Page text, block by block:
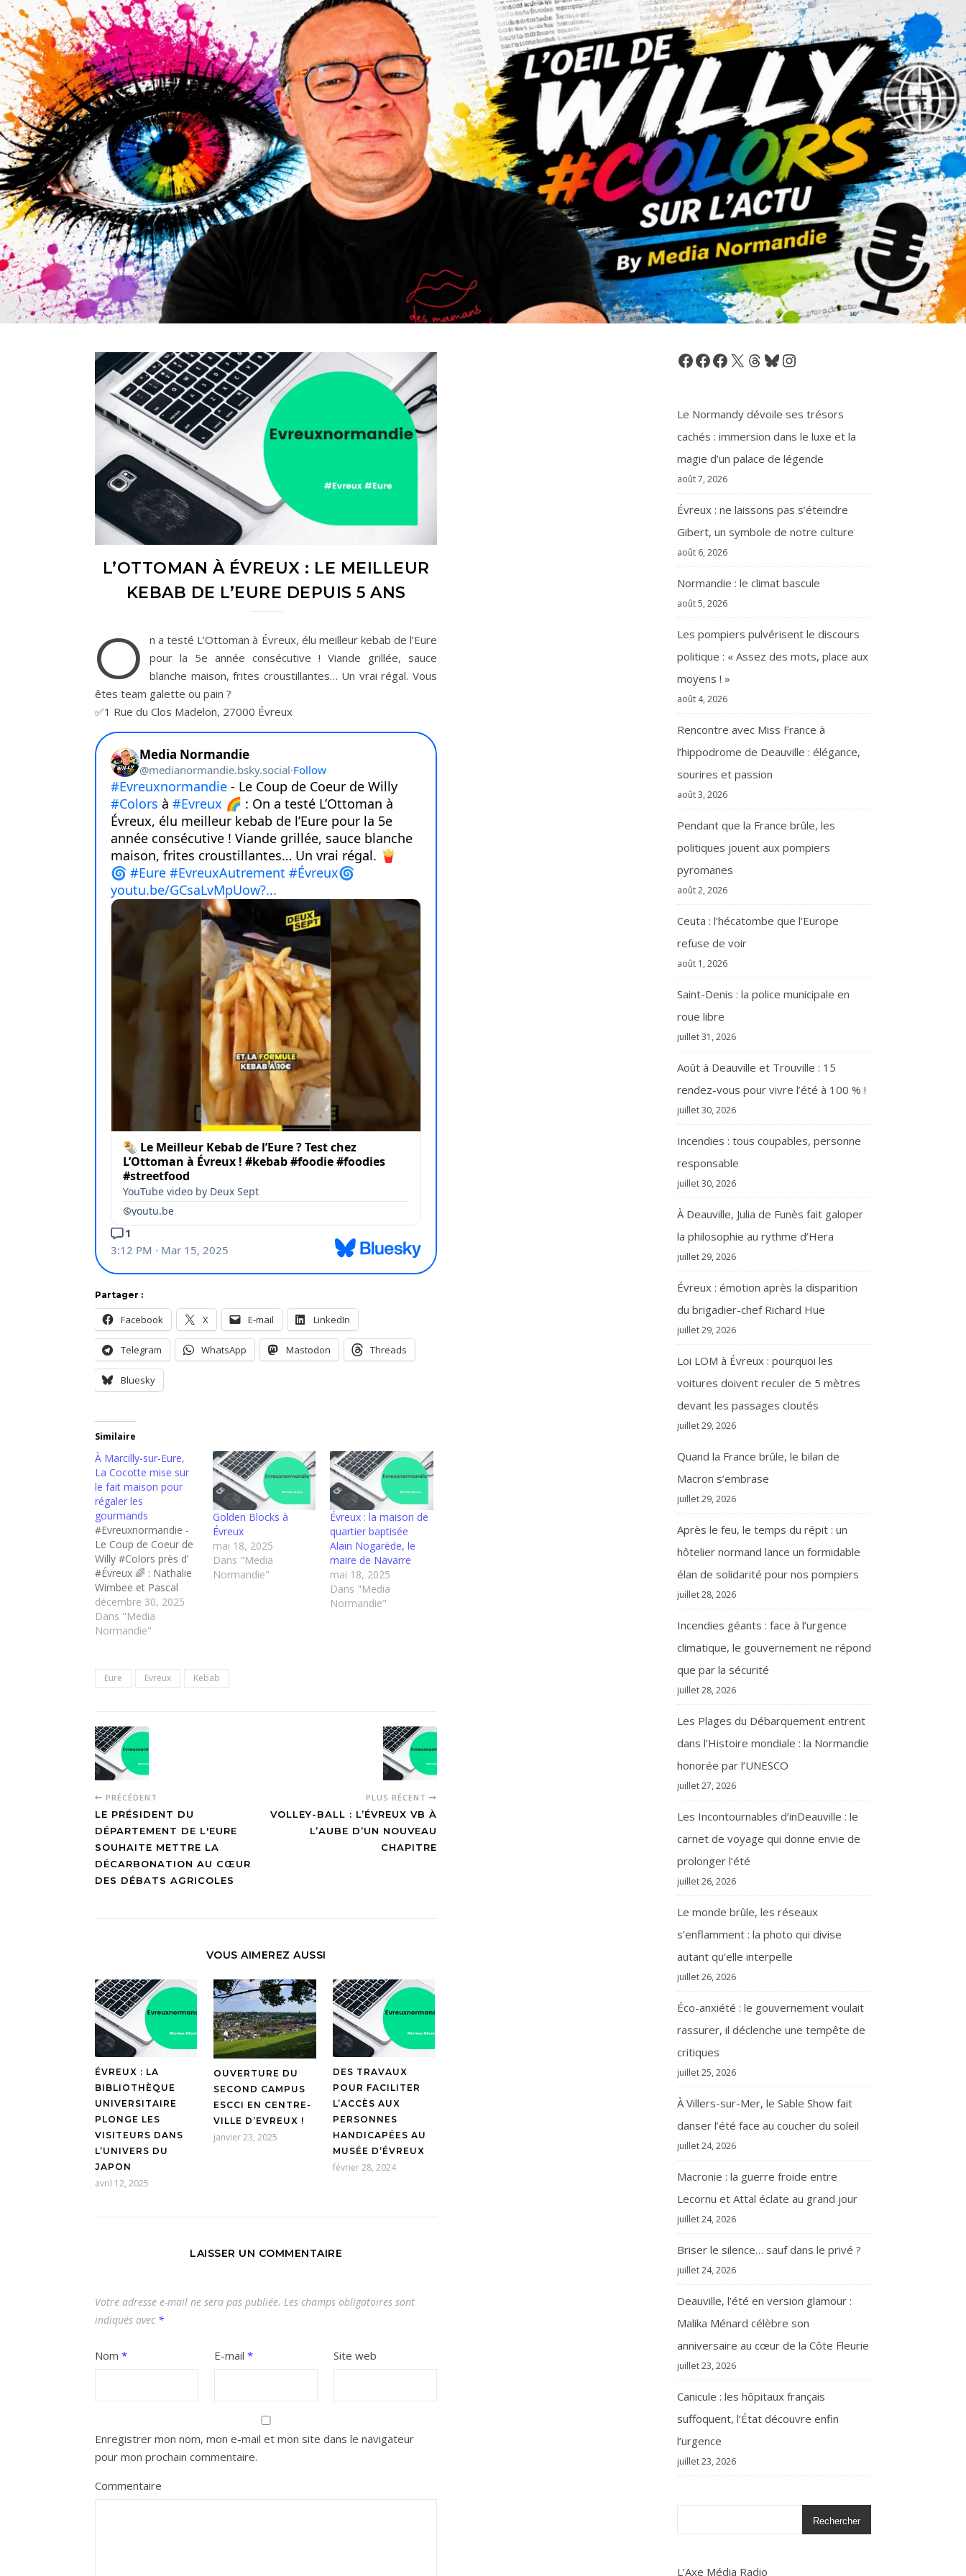
L’OTTOMAN À ÉVREUX : LE MEILLEUR
KEBAB DE L’EURE DEPUIS 5 ANS
O
n a testé L’Ottoman à Évreux, élu meilleur kebab de l’Eure
pour la 5e année consécutive ! Viande grillée, sauce
blanche maison, frites croustillantes… Un vrai régal. Vous
êtes team galette ou pain ?
✅1 Rue du Clos Madelon, 27000 Évreux
Partager :
Facebook X E-mail LinkedIn
Telegram WhatsApp Mastodon Threads
Bluesky
Similaire
À Marcilly-sur-Eure,
La Cocotte mise sur
le fait maison pour
régaler les
gourmands
#Evreuxnormandie -
Le Coup de Coeur de
Willy #Colors près d’
#Évreux 🌈 : Nathalie
Wimbee et Pascal
Roulot ont ouvert La
Cocotte à Marcilly-
sur-Eure, un
maison et les... 🌀
#MarcillySurEure
#restaurant 🌀
actu.fr/normandie/ma...
[image or embed]—
(@medianormandie.bsky.social)
30 décembre 2025…
décembre 30, 2025
Dans "Media
Normandie"
Golden Blocks à
Évreux
mai 18, 2025
Dans "Media
Normandie"
Évreux : la maison de
quartier baptisée
Alain Nogarède, le
maire de Navarre
mai 18, 2025
Dans "Media
Normandie"
Eure Evreux Kebab
PRÉCÉDENT
LE PRÉSIDENT DU
DÉPARTEMENT DE L'EURE
SOUHAITE METTRE LA
DÉCARBONATION AU CŒUR
DES DÉBATS AGRICOLES
PLUS RÉCENT
VOLLEY-BALL : L’ÉVREUX VB À
L’AUBE D’UN NOUVEAU
CHAPITRE
VOUS AIMEREZ AUSSI
ÉVREUX : LA
BIBLIOTHÈQUE
UNIVERSITAIRE
PLONGE LES
VISITEURS DANS
L’UNIVERS DU
JAPON
avril 12, 2025
OUVERTURE DU
SECOND CAMPUS
ESCCI EN CENTRE-
VILLE D’EVREUX !
janvier 23, 2025
DES TRAVAUX
POUR FACILITER
L’ACCÈS AUX
PERSONNES
HANDICAPÉES AU
MUSÉE D’ÉVREUX
février 28, 2024
LAISSER UN COMMENTAIRE
Votre adresse e-mail ne sera pas publiée. Les champs obligatoires sont
indiqués avec *
Nom * E-mail * Site web
Enregistrer mon nom, mon e-mail et mon site dans le navigateur
pour mon prochain commentaire.
Commentaire
Facebook
Facebook
Facebook
X Threads
BlueskyInstagram
Le Normandy dévoile ses trésors
cachés : immersion dans le luxe et la
magie d’un palace de légende
août 7, 2026
Évreux : ne laissons pas s’éteindre
Gibert, un symbole de notre culture
août 6, 2026
Normandie : le climat bascule
août 5, 2026
Les pompiers pulvérisent le discours
politique : « Assez des mots, place aux
moyens ! »
août 4, 2026
Rencontre avec Miss France à
l’hippodrome de Deauville : élégance,
sourires et passion
août 3, 2026
Pendant que la France brûle, les
politiques jouent aux pompiers
pyromanes
août 2, 2026
Ceuta : l’hécatombe que l’Europe
refuse de voir
août 1, 2026
Saint-Denis : la police municipale en
roue libre
juillet 31, 2026
Août à Deauville et Trouville : 15
rendez-vous pour vivre l’été à 100 % !
juillet 30, 2026
Incendies : tous coupables, personne
responsable
juillet 30, 2026
À Deauville, Julia de Funès fait galoper
la philosophie au rythme d’Hera
juillet 29, 2026
Évreux : émotion après la disparition
du brigadier-chef Richard Hue
juillet 29, 2026
Loi LOM à Évreux : pourquoi les
voitures doivent reculer de 5 mètres
devant les passages cloutés
juillet 29, 2026
Quand la France brûle, le bilan de
Macron s’embrase
juillet 29, 2026
Après le feu, le temps du répit : un
hôtelier normand lance un formidable
élan de solidarité pour nos pompiers
juillet 28, 2026
Incendies géants : face à l’urgence
climatique, le gouvernement ne répond
que par la sécurité
juillet 28, 2026
Les Plages du Débarquement entrent
dans l’Histoire mondiale : la Normandie
honorée par l’UNESCO
juillet 27, 2026
Les Incontournables d’inDeauville : le
carnet de voyage qui donne envie de
prolonger l’été
juillet 26, 2026
Le monde brûle, les réseaux
s’enflamment : la photo qui divise
autant qu’elle interpelle
juillet 26, 2026
Éco-anxiété : le gouvernement voulait
rassurer, il déclenche une tempête de
critiques
juillet 25, 2026
À Villers-sur-Mer, le Sable Show fait
danser l’été face au coucher du soleil
juillet 24, 2026
Macronie : la guerre froide entre
Lecornu et Attal éclate au grand jour
juillet 24, 2026
Briser le silence… sauf dans le privé ?
juillet 24, 2026
Deauville, l’été en version glamour :
Malika Ménard célèbre son
anniversaire au cœur de la Côte Fleurie
juillet 23, 2026
Canicule : les hôpitaux français
suffoquent, l’État découvre enfin
l’urgence
juillet 23, 2026
Rechercher
L’Axe Média Radio